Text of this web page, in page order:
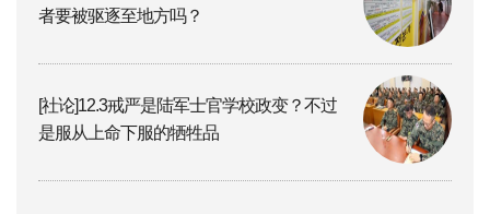
者要被驱逐至地方吗？
[社论]12.3戒严是陆军士官学校政变？不过
是服从上命下服的牺牲品